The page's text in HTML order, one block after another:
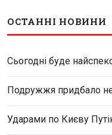
ОСТАННІ НОВИНИ
Сьогодні буде
Подружжя придбало
Ударами по Києву